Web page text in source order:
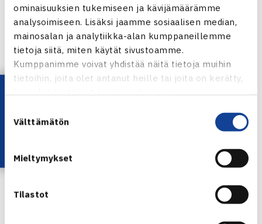
ominaisuuksien tukemiseen ja kävijämäärämme
analysoimiseen. Lisäksi jaamme sosiaalisen median,
mainosalan ja analytiikka-alan kumppaneillemme
tietoja siitä, miten käytät sivustoamme.
Kumppanimme voivat yhdistää näitä tietoja muihin
tietoihin, joita olet antanut heille tai joita on kerätty,
valinta
Välttämätön
Mieltymykset
Tilastot
Charlottesvillen ATP Challenger verkossa
Harri Heliövaaran verkkosivut
Knoxvillen ATP Challenger verkossa
Knoxvillen ATP Challenger Facebookissa
Knoxvillen ATP Challeger Twitterissä
Lataa OmaTennis!